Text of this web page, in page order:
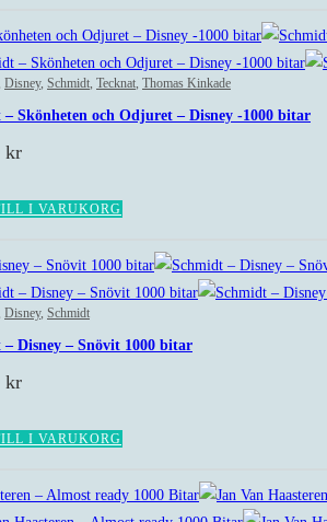
Disney, Schmidt Tecknat Thomas Kinkade
– Skönheten och Odjuret – Disney -1000 bitar
kr
I VARUKORG
Disney, Schmidt
– Disney – Snövit 1000 bitar
kr
I VARUKORG